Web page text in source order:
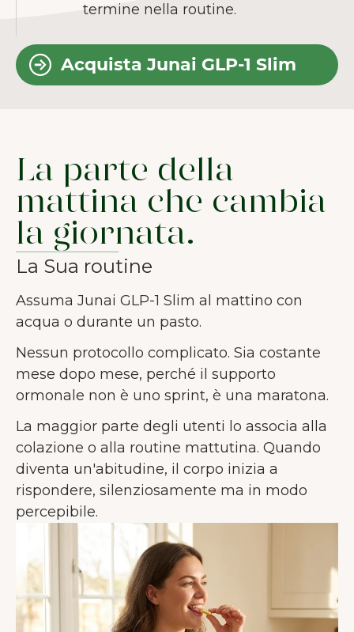
termine nella routine.
Acquista Junai GLP-1 Slim
La parte della
mattina che cambia
la giornata.
La Sua routine
Assuma Junai GLP-1 Slim al mattino con
acqua o durante un pasto.
Nessun protocollo complicato. Sia costante
mese dopo mese, perché il supporto
ormonale non è uno sprint, è una maratona.
La maggior parte degli utenti lo associa alla
colazione o alla routine mattutina. Quando
diventa un'abitudine, il corpo inizia a
rispondere, silenziosamente ma in modo
percepibile.
l'esperienza utente.Maggiori
Accetta tutti